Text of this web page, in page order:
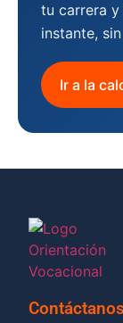
tu carrera
instante,
Ir a la
Contáctanos